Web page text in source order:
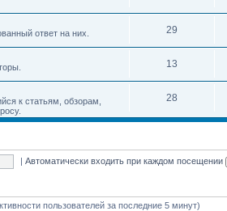
ответ на них. 29
13
к статьям, обзорам,
28
|Автоматически входить при каждом посещении
пользователей за последние 5 минут)